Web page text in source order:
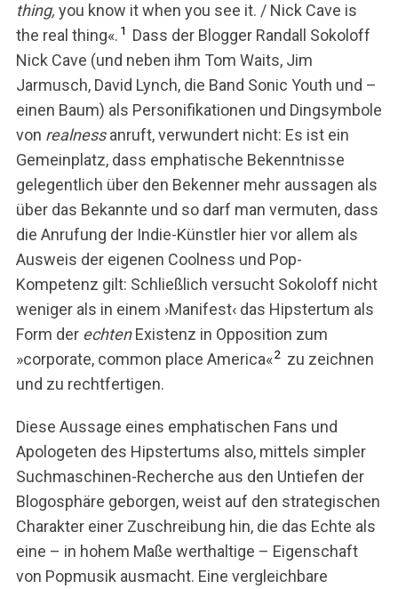
thing, you know it when you see it. / Nick Cave is
the real thing«. 1
Dass der Blogger Randall Sokoloff
Nick Cave (und neben ihm Tom Waits, Jim
Jarmusch, David Lynch, die Band Sonic Youth und –
einen Baum) als Personifikationen und Dingsymbole
von realnessanruft, verwundert nicht: Es ist ein
Gemeinplatz, dass emphatische Bekenntnisse
gelegentlich über den Bekenner mehr aussagen als
über das Bekannte und so darf man vermuten, dass
die Anrufung der Indie-Künstler hier vor allem als
Ausweis der eigenen Coolness und Pop-
Kompetenz gilt: Schließlich versucht Sokoloff nicht
weniger als in einem ›Manifest‹ das Hipstertum als
Form der echtenExistenz in Opposition zum
»corporate, common place America«2 zu zeichnen
und zu rechtfertigen.
Diese Aussage eines emphatischen Fans und
Apologeten des Hipstertums also, mittels simpler
Suchmaschinen-Recherche aus den Untiefen der
Blogosphäre geborgen, weist auf den strategischen
Charakter einer Zuschreibung hin, die das Echte als
eine – in hohem Maße werthaltige – Eigenschaft
von Popmusik ausmacht. Eine vergleichbare